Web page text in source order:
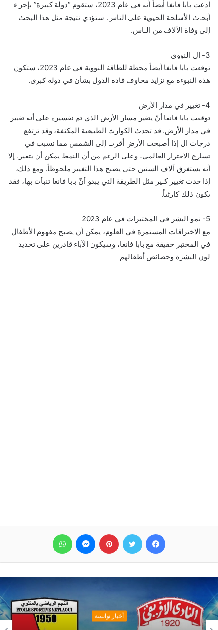
ادعت بابا فانغا أيضاً أنه في عام 2023، ستقوم “دولة كبيرة” بإجراء
أبحاث الأسلحة الحيوية على الناس. ستؤدي نتيجة مثل هذا البحث
إلى وفاة الآلاف من الناس.
3- ال النووي
توقعت بابا فانغا أيضاً محطة للطاقة النووية في عام 2023، ستكون
هذه النبوءة مع تزايد مخاوف قادة الدول بشأن في دولة كبرى.
4- تغيير في مدار الأرض
توقعت بابا فانغا أنّ يتغير مسار الأرض الذي تم تفسيره على أنه تغيير
في مدار الأرض. قد تحدث الكوارث الطبيعية المكثفة، وقد ترتفع
درجات ال إذا أصبحت الأرض أقرب إلى الشمس مما تسبب في
تسارع الاحترار العالمي، وعلى الرغم من أن النمط يمكن أن يتغير، إلا
أنه يستغرق آلاف السنين حتى يصبح هذا التغيير ملحوظاً. ومع ذلك،
إذا حدث تغيير كبير مثل الطريقة التي يبدو أنّ بابا فانغا تنبأت بها، فقد
يكون ذلك كارثياً.
5- نمو البشر في المختبرات في عام 2023
مع الاختراقات المستمرة في العلوم، يمكن أن يصبح مفهوم الأطفال
في المختبر حقيقة مع بابا فانغا، وسيكون الآباء قادرين على تحديد
لون البشرة وخصائص أطفالهم
فيسبوك تويتر بينتيريست ماسنجر
أخبار توانسة